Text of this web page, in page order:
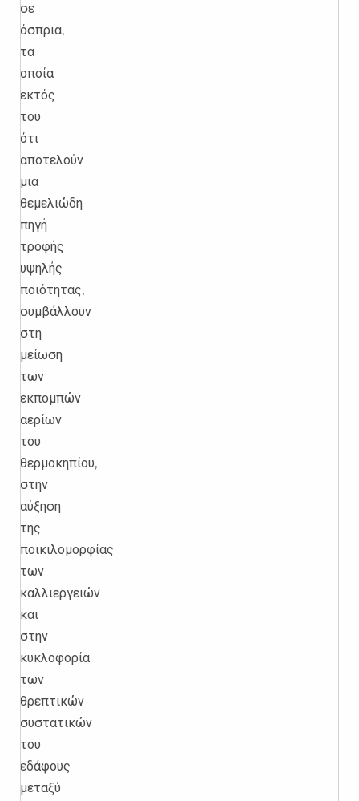
σε
όσπρια,
τα
οποία
εκτός
του
ότι
αποτελούν
μια
θεμελιώδη
πηγή
τροφής
υψηλής
ποιότητας,
συμβάλλουν
στη
μείωση
των
εκπομπών
αερίων
του
θερμοκηπίου,
στην
αύξηση
της
ποικιλομορφίας
των
καλλιεργειών
και
στην
κυκλοφορία
των
θρεπτικών
συστατικών
του
εδάφους
μεταξύ